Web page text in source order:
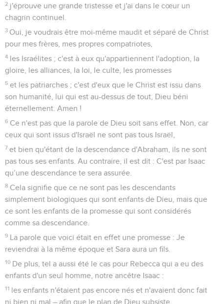
2 j'éprouve une grande tristesse et j'ai dans le cœur un
chagrin continuel.
3 Oui, je voudrais être moi-même maudit et séparé de Christ
pour mes frères, mes propres compatriotes,
4 les Israélites ; c'est à eux qu'appartiennent l'adoption, la
gloire, les alliances, la loi, le culte, les promesses
5 et les patriarches ; c'est d'eux que le Christ est issu dans
son humanité, lui qui est au-dessus de tout, Dieu béni
éternellement. Amen !
6 Ce n'est pas que la parole de Dieu soit sans effet. Non, car
ceux qui sont issus d'Israël ne sont pas tous Israël,
7 et bien qu'étant de la descendance d'Abraham, ils ne sont
pas tous ses enfants. Au contraire, il est dit : C'est par Isaac
qu’une descendance te sera assurée.
8 Cela signifie que ce ne sont pas les descendants
simplement biologiques qui sont enfants de Dieu, mais que
ce sont les enfants de la promesse qui sont considérés
comme sa descendance.
9 La parole que voici était en effet une promesse : Je
reviendrai à la même époque et Sara aura un fils.
10 De plus, tel a aussi été le cas pour Rebecca qui a eu des
enfants d'un seul homme, notre ancêtre Isaac :
11 les enfants n'étaient pas encore nés et n'avaient donc fait
ni bien ni mal – afin que le plan de Dieu subsiste,